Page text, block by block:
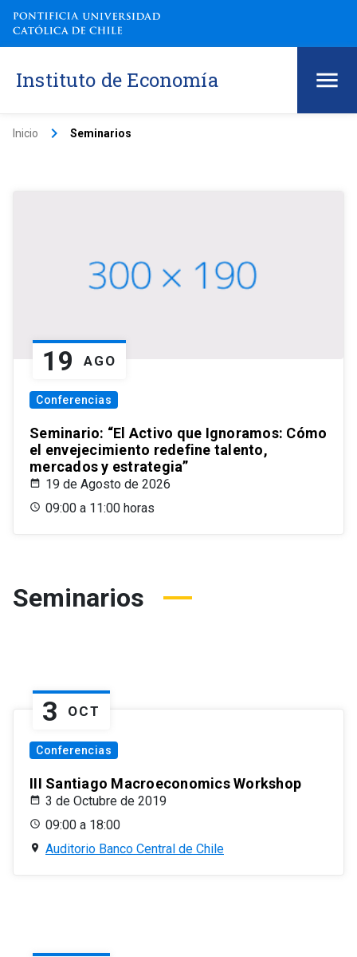
Instituto de Economía
Inicio keyboard_arrow_right Seminarios
19 AGO
Conferencias
Seminario: “El Activo que Ignoramos: Cómo
el envejecimiento redefine talento,
mercados y estrategia”
19 de Agosto de 2026
09:00 a 11:00 horas
Seminarios
3 OCT
Conferencias
III Santiago Macroeconomics Workshop
3 de Octubre de 2019
09:00 a 18:00
Auditorio Banco Central de Chile